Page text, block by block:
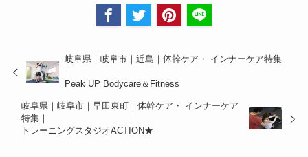
岐阜県｜岐阜市｜近島｜体幹ケア・ インナーケア特集
｜
Peak UP Bodycare＆Fitness
岐阜県｜岐阜市｜早田東町｜体幹ケア・ インナーケア
特集｜
トレーニングスタジオACTION★